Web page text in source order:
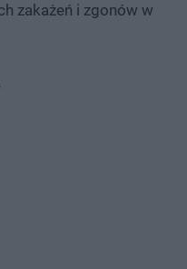
zakażeń i zgonów w